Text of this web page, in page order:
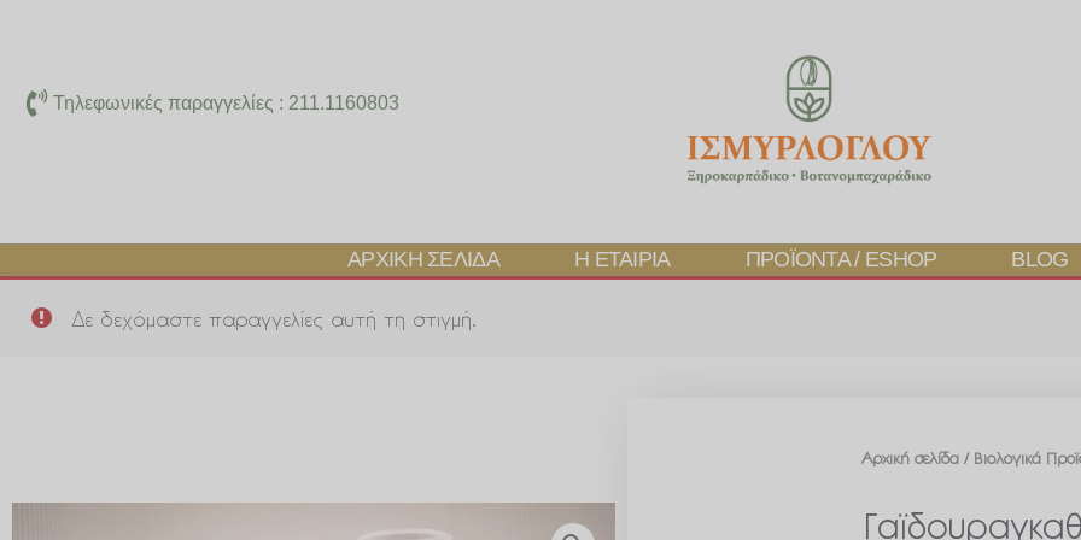
περιεχόμενο
Τηλεφωνικές παραγγελίες : 211.1160803
ΑΡΧΙΚΉ ΣΕΛΊΔΑ Η ΕΤΑΙΡΊΑ ΠΡΟΪΌΝΤΑ / ESHOP BLOG
Δε δεχόμαστε παραγγελίες αυτή τη στιγμή.
Αρχική σελίδα / Βιολογικά